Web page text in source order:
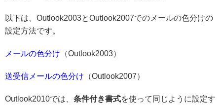
以下は、Outlook2003とOutlook2007でのメールの色分けの
設定方法です。
メールの色分け （Outlook2003）
送受信メールの色分け （Outlook2007）
Outlook2010では、 条件付き書式を使って同じように設定す